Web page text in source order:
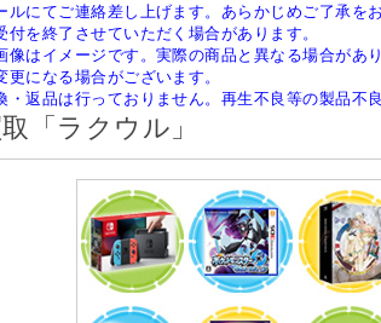
にてご連絡差し上げます。あらかじめご了承を
を終了させていただく場合があります。
はイメージです。実際の商品と異なる場合があり
になる場合がございます。
返品は行っておりません。再生不良等の製品
「ラクウル」